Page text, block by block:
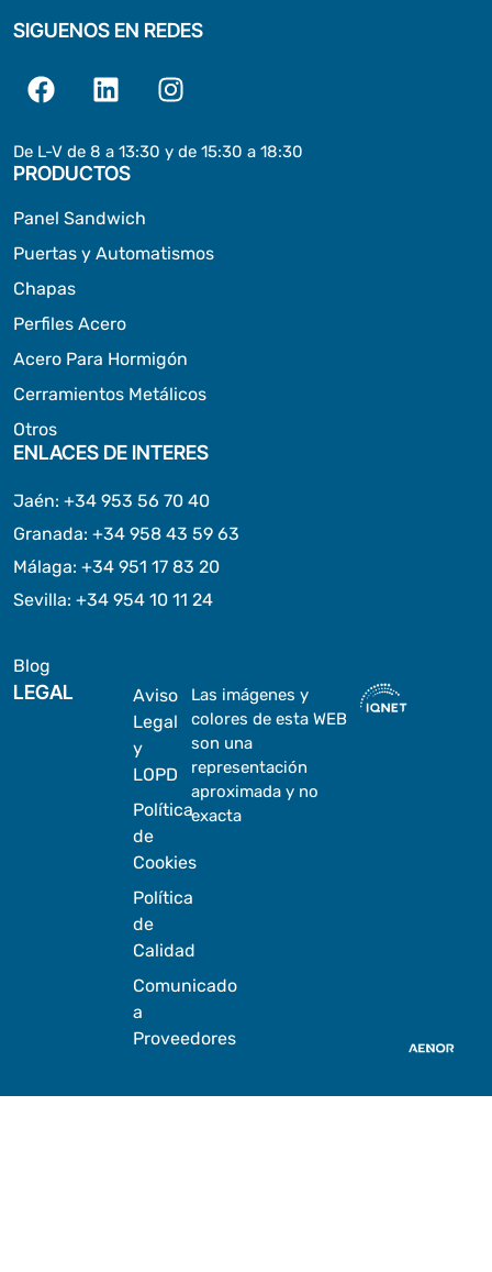
SIGUENOS EN REDES
De L-V de 8 a 13:30 y de 15:30 a 18:30
PRODUCTOS
Panel Sandwich
Puertas y Automatismos
Chapas
Perfiles Acero
Acero Para Hormigón
Cerramientos Metálicos
Otros
ENLACES DE INTERES
Jaén: +34 953 56 70 40
Granada: +34 958 43 59 63
Málaga: +34 951 17 83 20
Sevilla: +34 954 10 11 24
Blog
LEGAL
Aviso
Legal
y
LOPD
Política
de
Cookies
Política
de
Calidad
Comunicado
a
Proveedores
Las imágenes y
colores de esta WEB
son una
representación
aproximada y no
exacta